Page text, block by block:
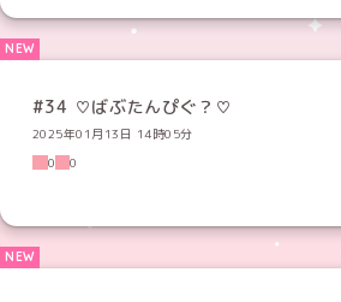
#34 ♡ばぶたんぴぐ？♡
2025年01月13日 14時05分
0
0